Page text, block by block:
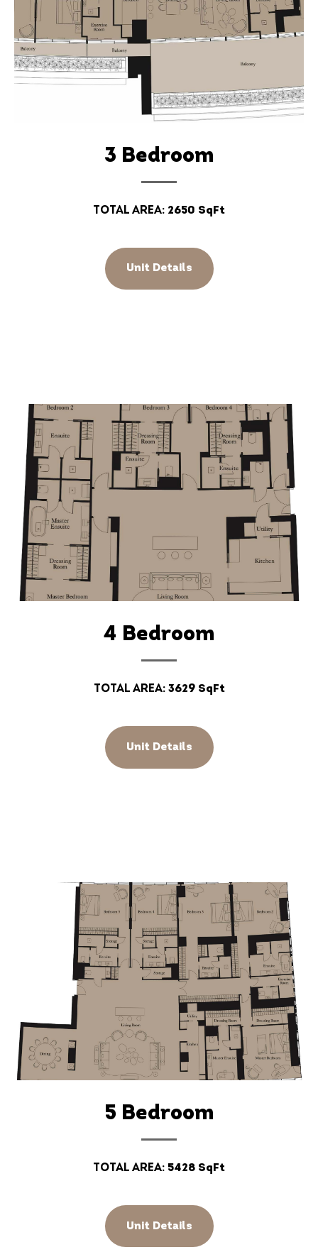
3 Bedroom
Total Area: 2650 SqFt
Unit Details
4 Bedroom
Total Area: 3629 SqFt
Unit Details
5 Bedroom
Total Area: 5428 SqFt
Unit Details